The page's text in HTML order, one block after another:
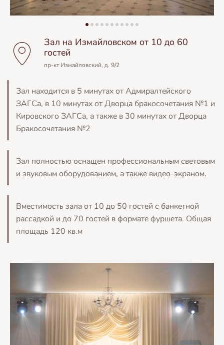
Зал на Измайловском от 10 до 60
гостей
пр-кт Измайловский, д. 9/2
Зал находится в 5 минутах от Адмиралтейского
ЗАГСа, в 10 минутах от Дворца бракосочетания №1 и
Кировского ЗАГСа, а также в 30 минутах от Дворца
Бракосочетания №2
Зал полностью оснащен профессиональным световым
и звуковым оборудованием, а также видео-экраном.
Вместимость зала от 10 до 50 гостей с банкетной
рассадкой и до 70 гостей в формате фуршета. Общая
площадь 120 кв.м